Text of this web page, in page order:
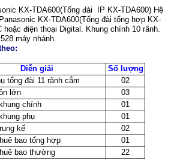
KX-TDA600(Tổng đài IP KX-TDA600) Hệ
KX-TDA600(Tổng đài tổng hợp KX-
hoặc điện thoại Digital. Khung chính 10 rãnh.
máy nhánh.
Diễn giải
Số lượng
tổng đài 11 rãnh cắm
02
lớn
03
chính
01
phụ
01
kế
02
bao tổng hợp
01
bao thường 22